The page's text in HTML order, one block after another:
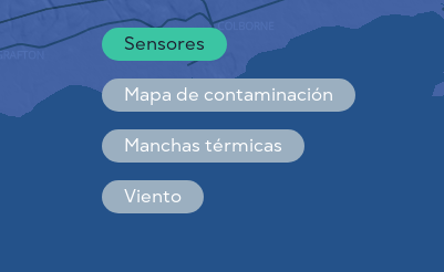
Sensores
Mapa de contaminación
Manchas térmicas
Viento
Deutsch
Español
Français